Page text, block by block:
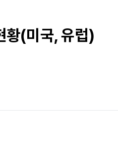
황(미국, 유럽)